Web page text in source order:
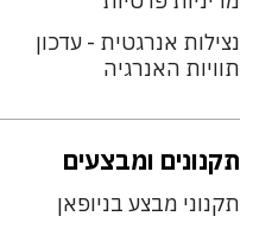
נצילות אנרגטית - עדכון
תוויות האנרגיה
תקנונים ומבצעים
תקנוני מבצע בניופאן